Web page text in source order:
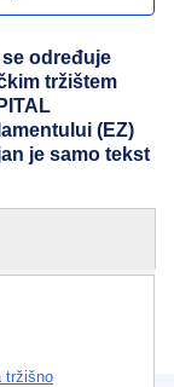
određuje
tržištem
(EZ)
je samo tekst
tržišno